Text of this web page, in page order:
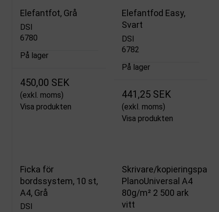
Elefantfot, Grå
DSI
6780
På lager
450,00 SEK
(exkl. moms)
Visa produkten
Elefantfod Easy,
Svart
DSI
6782
På lager
441,25 SEK
(exkl. moms)
Visa produkten
Ficka för
bordssystem, 10 st,
A4, Grå
DSI
Skrivare/
PlanoUniversal A4
80g/m² 2 500 ark
vitt